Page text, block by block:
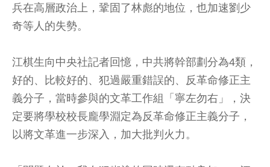
兵在高層政治上，鞏固了林彪的地位，也加速劉少
奇等人的失勢。
江棋生向中央社記者回憶，中共將幹部劃分為4類，
好的、比較好的、犯過嚴重錯誤的、反革命修正主
義分子，當時參與的文革工作組「寧左勿右」，決
定要將學校校長龐學淵定為反革命修正主義分子，
以將文革進一步深入，加大批判火力。